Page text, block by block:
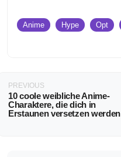
Anime Hype Opt
PREVIOUS
10 coole weibliche Anime-
Charaktere, die dich in
Erstaunen versetzen werden